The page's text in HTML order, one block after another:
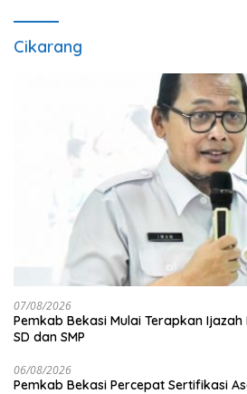
Cikarang
07/08/2026
Pemkab Bekasi Mulai Terapkan
SD dan SMP
06/08/2026
Pemkab Bekasi Percepat Sertifikasi